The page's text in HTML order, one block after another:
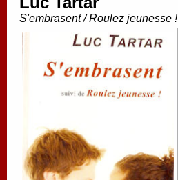
S'embrasent / Roulez jeunesse !